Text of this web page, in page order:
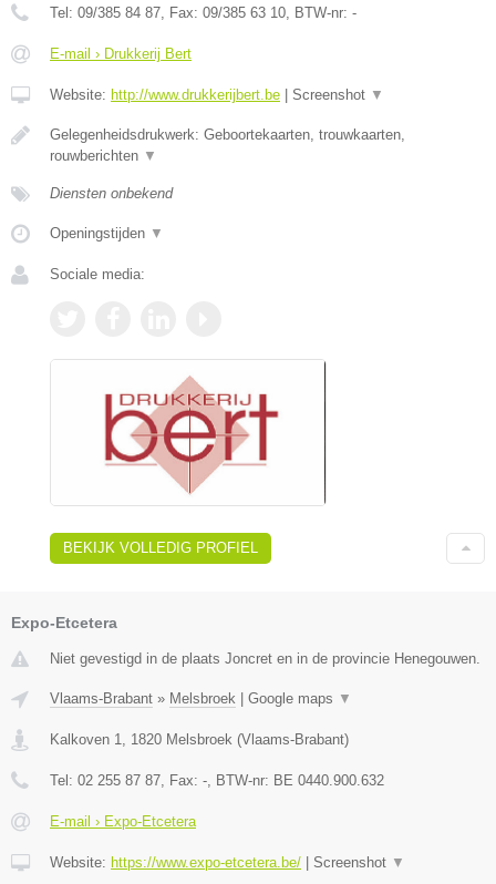
Tel: 09/385 84 87 , Fax: 09/385 63 10 , BTW-nr: -
E-mail › Drukkerij Bert
Website: http://www.drukkerijbert.be | Screenshot ▼
Gelegenheidsdrukwerk: Geboortekaarten, trouwkaarten,
rouwberichten ▼
Diensten onbekend
Openingstijden ▼
Sociale media:
BEKIJK VOLLEDIG PROFIEL
Expo-Etcetera
Niet gevestigd in de plaats Joncret en in de provincie Henegouwen.
Vlaams-Brabant » Melsbroek | Google maps ▼
Kalkoven 1 1820 Melsbroek (Vlaams-Brabant)
Tel: 02 255 87 87 , Fax: - , BTW-nr: BE 0440.900.632
E-mail › Expo-Etcetera
Website: https://www.expo-etcetera.be/ | Screenshot ▼